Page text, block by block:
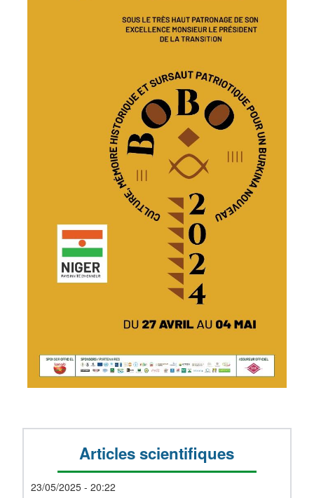
Articles scientifiques
23/05/2025 - 20:22